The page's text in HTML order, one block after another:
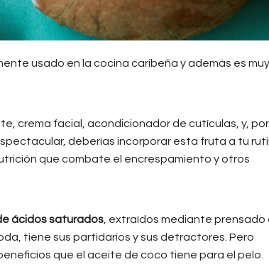
usado en la cocina caribeña y además es muy
crema facial, acondicionador de cutículas, y, por
deberías incorporar esta fruta a tu
que combate el encrespamiento y otros
ácidos saturados , extraídos mediante prensado
tiene sus partidarios y sus detractores. Pero
que el aceite de coco tiene para el pelo.